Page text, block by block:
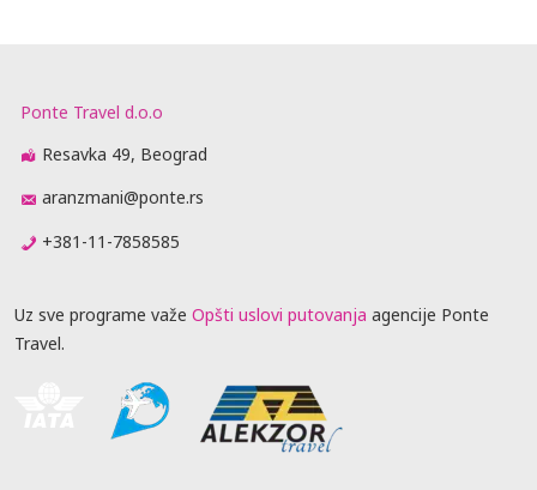
Ponte Travel d.o.o
Resavka 49, Beograd
aranzmani@ponte.rs
+381-11-7858585
Uz sve programe važe Opšti uslovi putovanja agencije Ponte
Travel.